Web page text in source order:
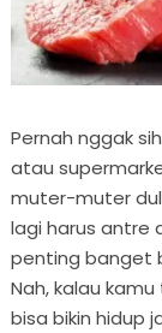
Pernah nggak
atau
muter-muter
lagi harus antre
penting banget
Nah, kalau
bisa bikin hidup